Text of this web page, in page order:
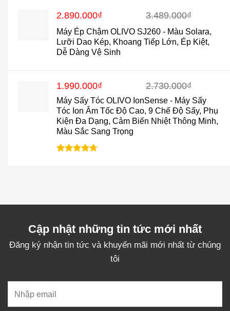
Máy Ép Chậm OLIVO SJ260 - Màu Solara,
Lưỡi Dao Kép, Khoang Tiếp Lớn, Ép Kiệt,
Dễ Dàng Vệ Sinh
3.489.000₫
Giá
là:
3.489.000₫.
2.890.000₫
Giá
tại
là:
2.890.000₫.
Máy Sấy Tóc OLIVO IonSense - Máy Sấy
Tóc Ion Âm Tốc Độ Cao, 9 Chế Độ Sấy, Phụ
Kiện Đa Dạng, Cảm Biến Nhiệt Thông Minh,
Màu Sắc Sang Trọng
2.730.000₫
Giá
là:
2.730.000₫.
1.990.000₫
tại
là:
1.990.000₫.
Cập nhật những tin tức mới nhất
Đăng ký nhận tin tức và khuyến mãi mới nhất từ chúng
tôi